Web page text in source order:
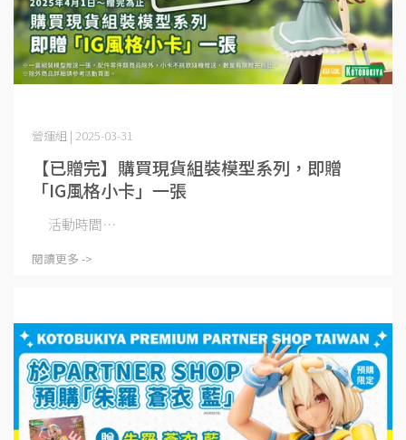
【已贈完】購買現貨組裝模型系列，即贈
「IG風格小卡」一張
營運組 | 2025-03-31
活動時間⋯
閱讀更多 ->